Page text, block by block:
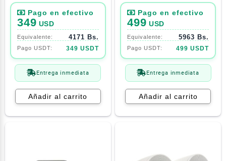
Integrated Microphone +
Repuesto Lenses Alto
(M/L) Polarizado
349 USD
4171 Bs.
349 USDT
Entrega inmediata
Añadir al carrito
499 USD
5963 Bs.
499 USDT
Entrega inmediata
Añadir al carrito